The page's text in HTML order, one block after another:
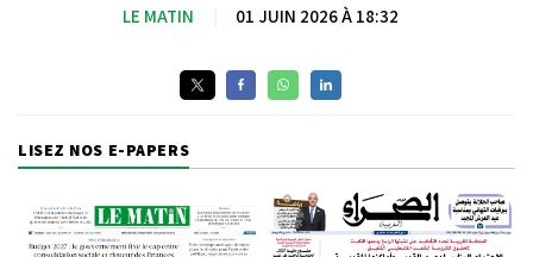
LE MATIN 01 JUIN 2026 À 18:32
LISEZ NOS E-PAPERS